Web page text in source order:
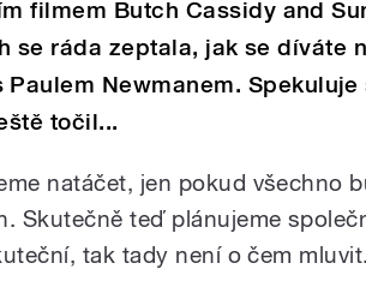
filmem Butch Cassidy and
se ráda zeptala, jak se díváte
Newmanem. Spekuluje
točil...
natáčet, jen pokud všechno
Skutečně teď plánujeme
tak tady není o čem mluvit.